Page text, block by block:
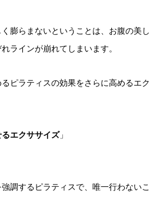
膨らまないということは、お腹の美し
ラインが崩れてしまいます。
ピラティスの効果をさらに高めるエク
エクササイズ」
調するピラティスで、唯一行わないこ